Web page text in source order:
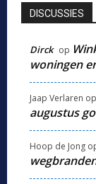
DISCUSSIES
Dirck op
woningen
Jaap Verlaren op
augustus
Hoop de Jong